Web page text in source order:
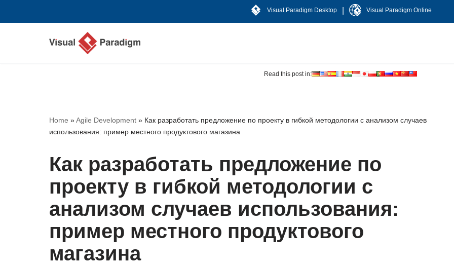
Visual Paradigm Desktop Visual Paradigm Online
Read this post in:
Home »Agile Development » Как разработать предложение по проекту в гибкой методологии с анализом случаев
использования: пример местного продуктового магазина
Как разработать предложение по
проекту в гибкой методологии с
анализом случаев использования:
пример местного продуктового
магазина